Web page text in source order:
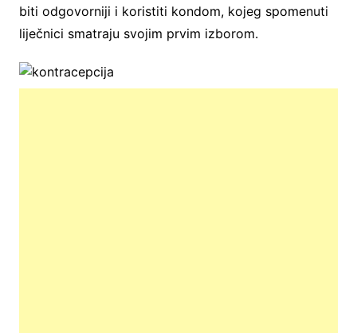
biti odgovorniji i koristiti kondom, kojeg spomenuti
liječnici smatraju svojim prvim izborom.